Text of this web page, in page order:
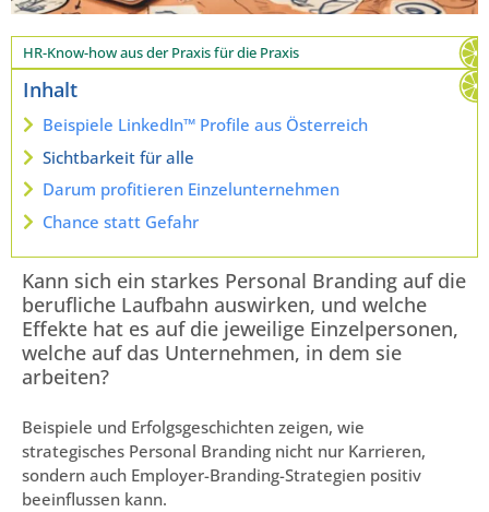
HR-Know-how aus der Praxis für die Praxis
Inhalt
Beispiele LinkedIn™ Profile aus Österreich
Sichtbarkeit für alle
Darum profitieren Einzelunternehmen
Chance statt Gefahr
Kann sich ein starkes Personal Branding auf die
berufliche Laufbahn auswirken, und welche
Effekte hat es auf die jeweilige Einzelpersonen,
welche auf das Unternehmen, in dem sie
arbeiten?
Beispiele und Erfolgsgeschichten zeigen, wie
strategisches Personal Branding nicht nur Karrieren,
sondern auch Employer-Branding-Strategien positiv
beeinflussen kann.